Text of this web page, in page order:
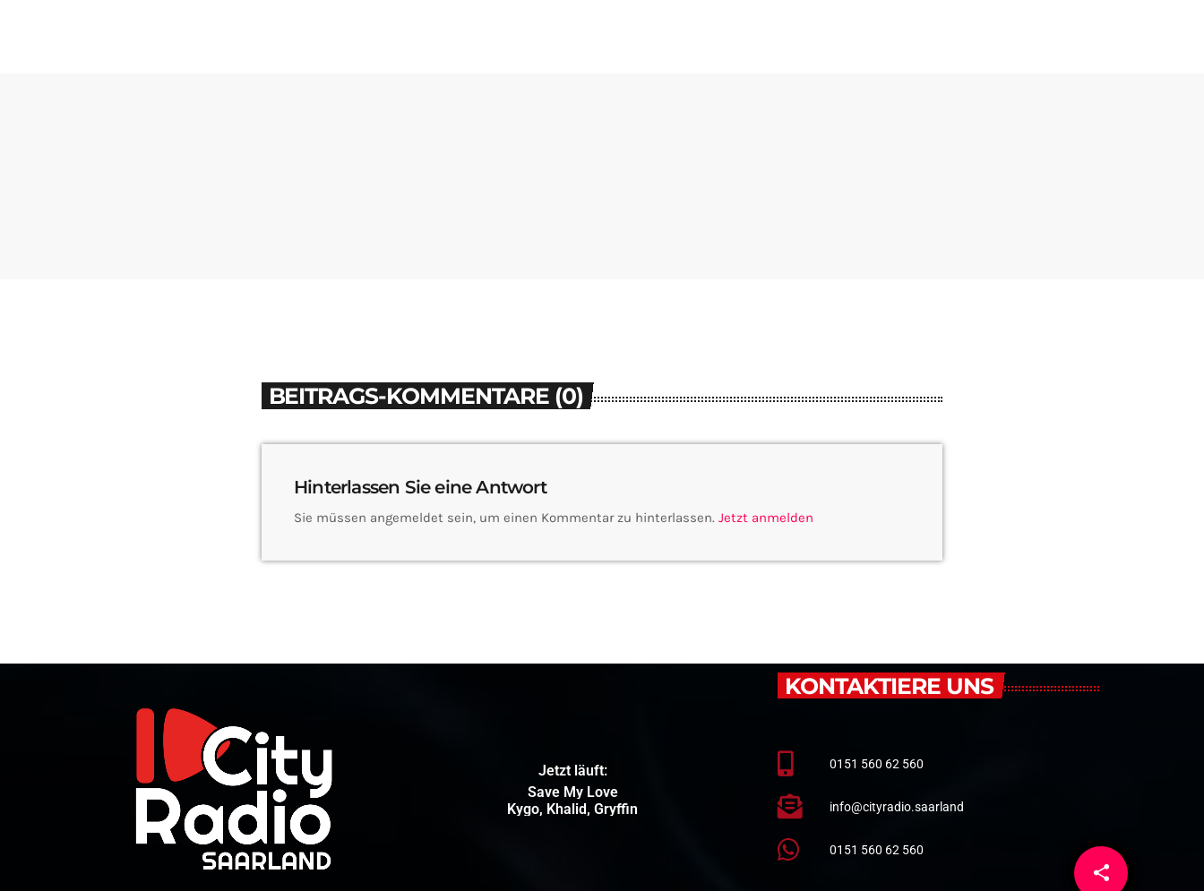
share
email
BEITRAGS-KOMMENTARE (0)
Hinterlassen Sie eine Antwort
Sie müssen angemeldet sein, um einen Kommentar zu hinterlassen. Jetzt anmelden
Jetzt läuft:
Save My Love
Kygo, Khalid, Gryffin
KONTAKTIERE UNS
0151 560 62 560
info@cityradio.saarland
0151 560 62 560